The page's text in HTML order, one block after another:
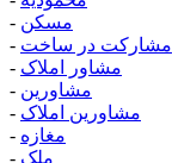
- مسکن
- مشارکت در ساخت
- مشاور املاک
- مشاورین
- مشاورین املاک
- مغازه
- ملک